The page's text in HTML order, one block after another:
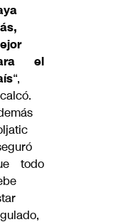
el
“,
todo